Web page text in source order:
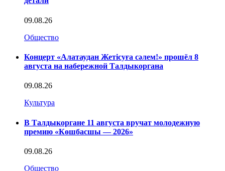
09.08.26
Общество
Концерт «Алатаудан Жетісуға сәлем!» прошёл 8
августа на набережной Талдыкоргана
09.08.26
Культура
В Талдыкоргане 11 августа вручат молодежную
премию «Көшбасшы — 2026»
09.08.26
Общество